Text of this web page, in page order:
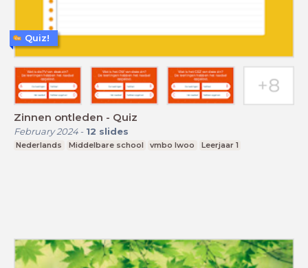
Zinnen ontleden - Quiz
February 2024- 12 slides
Nederlands Middelbare school vmbo lwoo Leerjaar 1
Quiz!